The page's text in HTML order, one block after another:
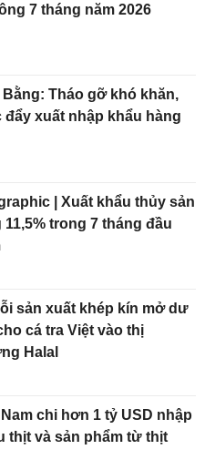
7 tháng năm 2026
Bằng: Tháo gỡ khó khăn,
đẩy xuất nhập khẩu hàng
| Xuất khẩu thủy sản
11,5% trong 7 tháng đầu
sản xuất khép kín mở dư
cá tra Việt vào thị
Halal
chi hơn 1 tỷ USD nhập
thịt và sản phẩm từ thịt